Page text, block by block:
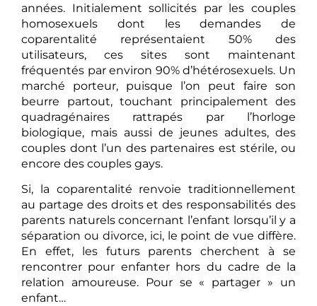
années. Initialement sollicités par les couples
homosexuels dont les demandes de
coparentalité représentaient 50% des
utilisateurs, ces sites sont maintenant
fréquentés par environ 90% d’hétérosexuels. Un
marché porteur, puisque l’on peut faire son
beurre partout, touchant principalement des
quadragénaires rattrapés par l’horloge
biologique, mais aussi de jeunes adultes, des
couples dont l’un des partenaires est stérile, ou
encore des couples gays.
Si, la coparentalité renvoie traditionnellement
au partage des droits et des responsabilités des
parents naturels concernant l’enfant lorsqu’il y a
séparation ou divorce, ici, le point de vue diffère.
En effet, les futurs parents cherchent à se
rencontrer pour enfanter hors du cadre de la
relation amoureuse. Pour se « partager » un
enfant…